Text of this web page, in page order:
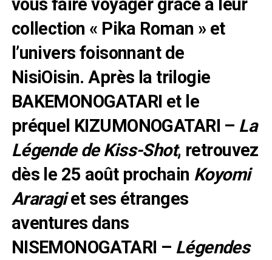
vous faire voyager grâce à leur
collection « Pika Roman » et
l’univers foisonnant de
NisiOisin. Après la trilogie
BAKEMONOGATARI et le
préquel KIZUMONOGATARI – La
Légende de Kiss-Shot, retrouvez
dès le 25 août prochain Koyomi
Araragiet ses étranges
aventures dans
NISEMONOGATARI – Légendes